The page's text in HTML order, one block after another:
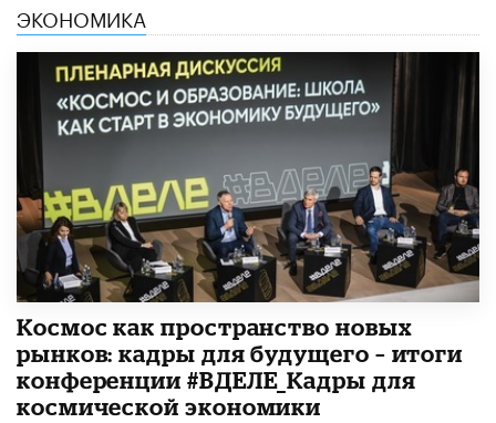
ЭКОНОМИКА
Космос как пространство новых
рынков: кадры для будущего – итоги
конференции #ВДЕЛЕ_Кадры для
космической экономики